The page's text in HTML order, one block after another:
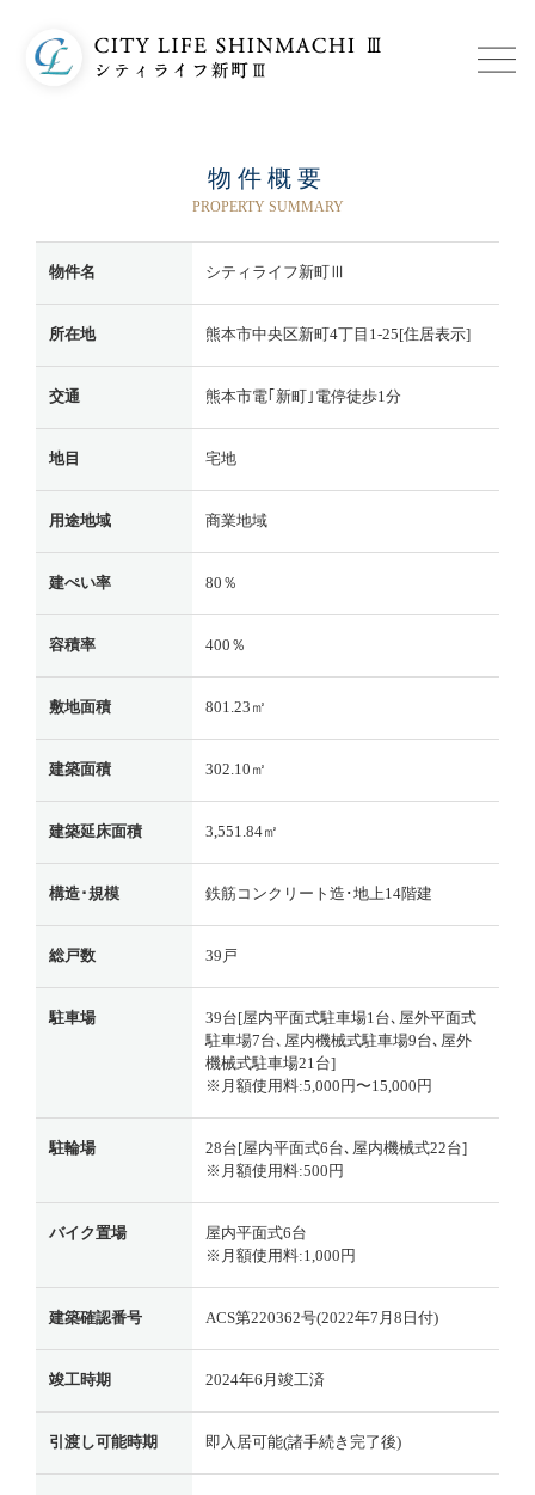
物件概要
PROPERTY SUMMARY
物件名 シティライフ新町Ⅲ
所在地 熊本市中央区新町4丁目1-25[住居表示]
交通 熊本市電｢新町｣電停徒歩1分
地目 宅地
用途地域 商業地域
建ぺい率 80％
容積率 400％
敷地面積 801.23㎡
建築面積 302.10㎡
建築延床面積 3,551.84㎡
構造･規模 鉄筋コンクリート造･地上14階建
総戸数 39戸
駐車場
39台[屋内平面式駐車場1台､屋外平面式
駐車場7台､屋内機械式駐車場9台､屋外
機械式駐車場21台]
※月額使用料:5,000円〜15,000円
駐輪場
28台[屋内平面式6台､屋内機械式22台]
※月額使用料:500円
バイク置場
屋内平面式6台
※月額使用料:1,000円
建築確認番号 ACS第220362号(2022年7月8日付)
竣工時期 2024年6月竣工済
引渡し可能時期 即入居可能(諸手続き完了後)